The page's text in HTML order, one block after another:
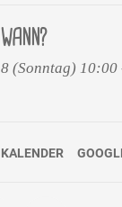
WANN?
8 (Sonntag)
KALENDER